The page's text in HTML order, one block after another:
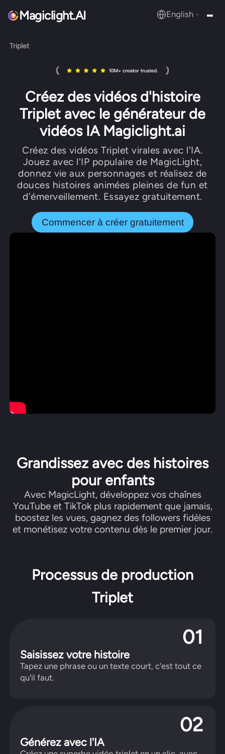
Magiclight.AI
View all tools
English
Triplet
Créez des vidéos d'histoire
Triplet avec le générateur de
vidéos IA Magiclight.ai
Créez des vidéos Triplet virales avec l'IA.
Jouez avec l'IP populaire de MagicLight,
donnez vie aux personnages et réalisez de
douces histoires animées pleines de fun et
d'émerveillement. Essayez gratuitement.
Commencer à créer gratuitement
Grandissez avec des histoires
pour enfants
Avec MagicLight, développez vos chaînes
YouTube et TikTok plus rapidement que jamais,
boostez les vues, gagnez des followers fidèles
et monétisez votre contenu dès le premier jour.
Processus de production
Triplet
01
Saisissez votre histoire
Tapez une phrase ou un texte court, c'est tout ce
qu'il faut.
02
Générez avec l'IA